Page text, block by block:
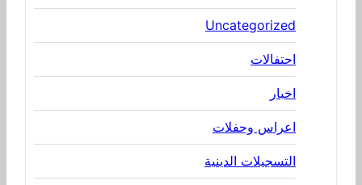
Uncategorized
احتفالات
اخبار
اعراس وحفلات
التسجيلات الدينية